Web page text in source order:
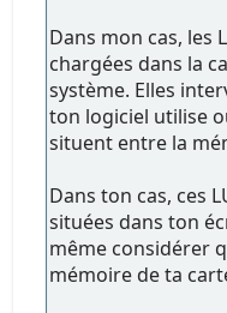
Dans mon cas, les
chargées dans la
système. Elles
ton logiciel utilise
situent entre la
Dans ton cas, ces
situées dans ton
même considérer
mémoire de ta